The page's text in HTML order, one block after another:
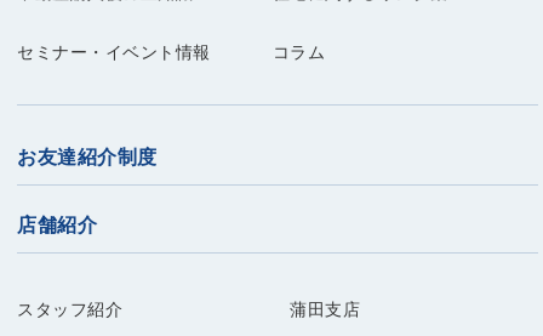
セミナー・イベント情報 コラム
お友達紹介制度
店舗紹介
スタッフ紹介 蒲田支店